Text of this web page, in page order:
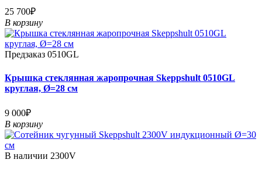
25 700₽
В корзину
Предзаказ 0510GL
Крышка стеклянная жаропрочная Skeppshult 0510GL
круглая, Ø=28 см
9 000₽
В корзину
В наличии 2300V